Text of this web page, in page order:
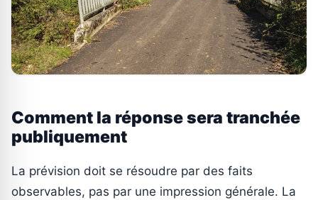
Comment la réponse sera tranchée
publiquement
La prévision doit se résoudre par des faits
observables, pas par une impression générale. La